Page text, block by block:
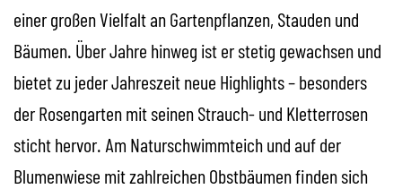
einer großen Vielfalt an Gartenpflanzen, Stauden und
Bäumen. Über Jahre hinweg ist er stetig gewachsen und
bietet zu jeder Jahreszeit neue Highlights– besonders
der Rosengarten mit seinen Strauch- und Kletterrosen
sticht hervor. Am Naturschwimmteich und auf der
Blumenwiese mit zahlreichen Obstbäumen finden sich